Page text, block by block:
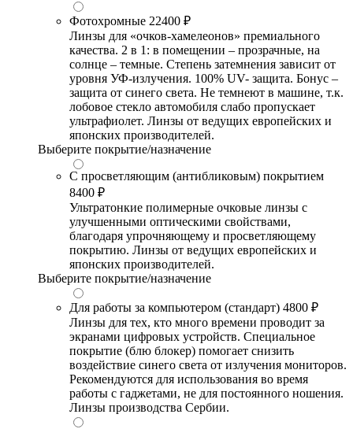
Фотохромные 22400 ₽
Линзы для «очков-хамелеонов» премиального
качества. 2 в 1: в помещении – прозрачные, на
солнце – темные. Степень затемнения зависит от
уровня УФ-излучения. 100% UV- защита. Бонус –
защита от синего света. Не темнеют в машине, т.к.
лобовое стекло автомобиля слабо пропускает
ультрафиолет. Линзы от ведущих европейских и
японских производителей.
Выберите покрытие/назначение
С просветляющим (антибликовым) покрытием
8400 ₽
Ультратонкие полимерные очковые линзы с
улучшенными оптическими свойствами,
благодаря упрочняющему и просветляющему
покрытию. Линзы от ведущих европейских и
японских производителей.
Выберите покрытие/назначение
Для работы за компьютером (стандарт) 4800 ₽
Линзы для тех, кто много времени проводит за
экранами цифровых устройств. Специальное
покрытие (блю блокер) помогает снизить
воздействие синего света от излучения мониторов.
Рекомендуются для использования во время
работы с гаджетами, не для постоянного ношения.
Линзы производства Сербии.